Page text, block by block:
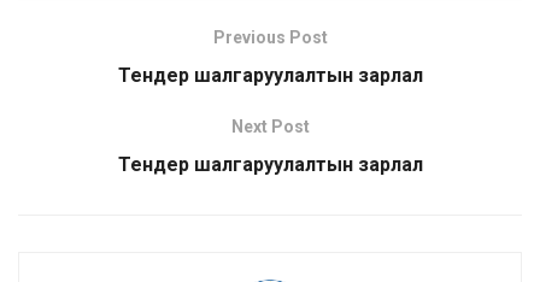
Previous Post
Тендер шалгаруулалтын зарлал
Next Post
Тендер шалгаруулалтын зарлал